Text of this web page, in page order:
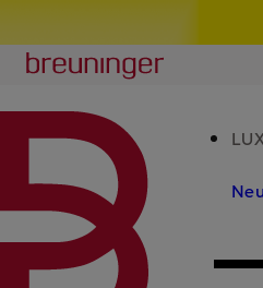
Breuninger
Neu